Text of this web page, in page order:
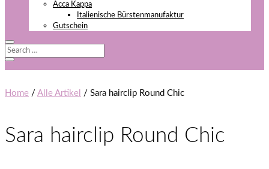
Acca Kappa
Italienische Bürstenmanufaktur
Gutschein
Home / Alle Artikel / Sara hairclip Round Chic
Sara hairclip Round Chic